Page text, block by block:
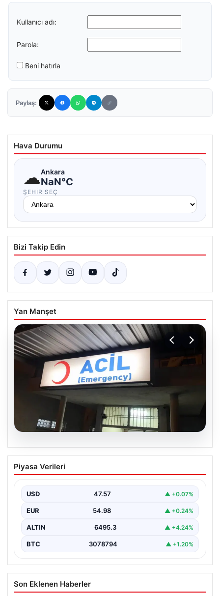
Kullanıcı adı:
Parola:
Beni hatırla
Paylaş:
Hava Durumu
☁Ankara
NaN°C
ŞEHIR SEÇ
Bizi Takip Edin
Yan Manşet
05.08.2026
Mardin’in Derik ilçesinde trajik kaza: 3
yaşındaki Eslem hayatını kaybetti
küçük bir kız çocuğu olan Eslem Talan…
Piyasa Verileri
USD 47.57 ▲ +0.07%
EUR 54.98 ▲ +0.24%
ALTIN 6495.3 ▲ +4.24%
BTC 3078794 ▲ +1.20%
Son Eklenen Haberler